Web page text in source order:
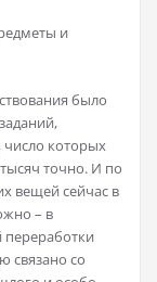
было
которых
точно. И по
вещей сейчас в
– в
связано со